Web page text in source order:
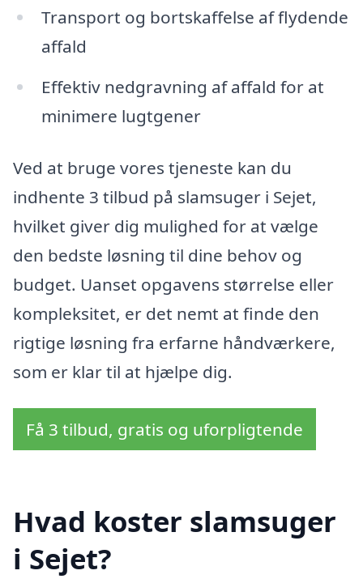
Transport og bortskaffelse af flydende
affald
Effektiv nedgravning af affald for at
minimere lugtgener
Ved at bruge vores tjeneste kan du
indhente 3 tilbud på slamsuger i Sejet,
hvilket giver dig mulighed for at vælge
den bedste løsning til dine behov og
budget. Uanset opgavens størrelse eller
kompleksitet, er det nemt at finde den
rigtige løsning fra erfarne håndværkere,
som er klar til at hjælpe dig.
Få 3 tilbud, gratis og uforpligtende
Hvad koster slamsuger
i Sejet?